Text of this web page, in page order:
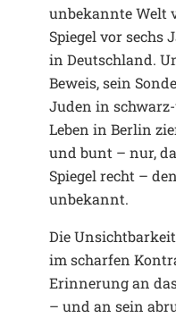
unbekannte Welt
Spiegel vor sechs
in Deutschland.
Beweis, sein
Juden in
Leben in Berlin
und bunt – nur,
Spiegel recht –
unbekannt.
Die
im scharfen
Erinnerung an
– und an sein